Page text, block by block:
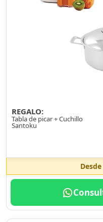
REGALO:
Tabla de picar + Cuchillo
Santoku
Desde